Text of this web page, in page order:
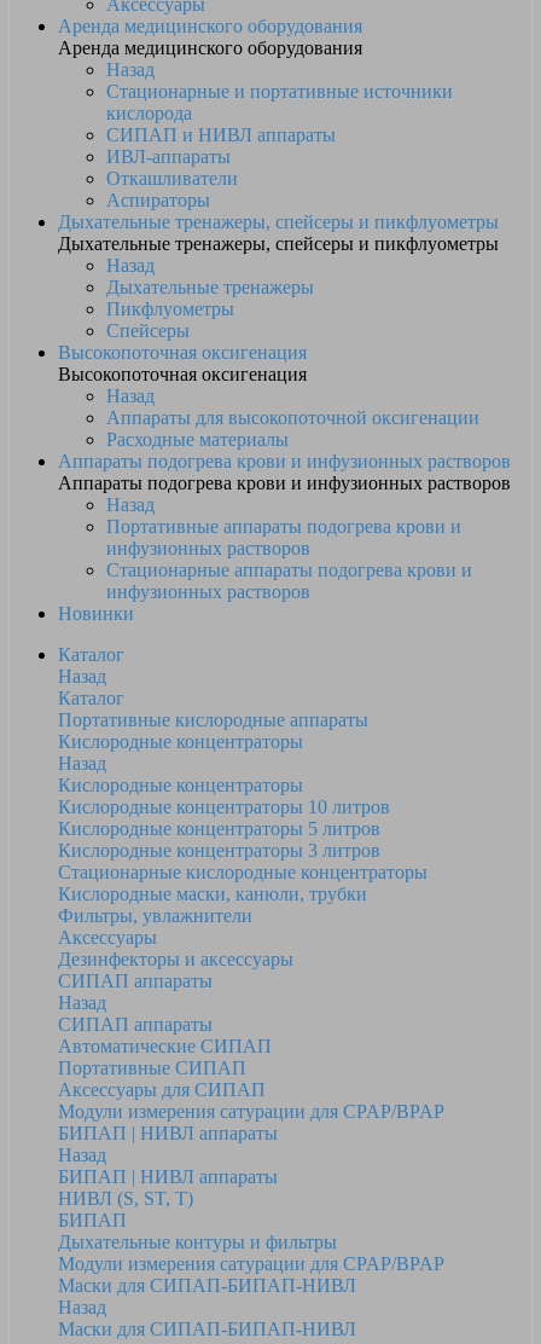
Аксессуары
Аренда медицинского оборудования
Аренда медицинского оборудования
Назад
Стационарные и портативные источники
кислорода
СИПАП и НИВЛ аппараты
ИВЛ-аппараты
Откашливатели
Аспираторы
Дыхательные тренажеры, спейсеры и пикфлуометры
Дыхательные тренажеры, спейсеры и пикфлуометры
Назад
Дыхательные тренажеры
Пикфлуометры
Спейсеры
Высокопоточная оксигенация
Высокопоточная оксигенация
Назад
Аппараты для высокопоточной оксигенации
Расходные материалы
Аппараты подогрева крови и инфузионных растворов
Аппараты подогрева крови и инфузионных растворов
Назад
Портативные аппараты подогрева крови и
инфузионных растворов
Стационарные аппараты подогрева крови и
инфузионных растворов
Новинки
Каталог
Назад
Каталог
Портативные кислородные аппараты
Кислородные концентраторы
Назад
Кислородные концентраторы
Кислородные концентраторы 10 литров
Кислородные концентраторы 5 литров
Кислородные концентраторы 3 литров
Стационарные кислородные концентраторы
Кислородные маски, канюли, трубки
Фильтры, увлажнители
Аксессуары
Дезинфекторы и аксессуары
СИПАП аппараты
Назад
СИПАП аппараты
Автоматические СИПАП
Портативные СИПАП
Аксессуары для СИПАП
Модули измерения сатурации для CPAP/BPAP
БИПАП | НИВЛ аппараты
Назад
БИПАП | НИВЛ аппараты
НИВЛ (S, ST, T)
БИПАП
Дыхательные контуры и фильтры
Модули измерения сатурации для CPAP/BPAP
Маски для СИПАП-БИПАП-НИВЛ
Назад
Маски для СИПАП-БИПАП-НИВЛ